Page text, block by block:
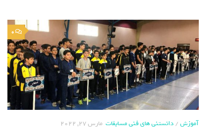
0
آموزش/دانستنی های فنی مسابقات مارس 27, 2022